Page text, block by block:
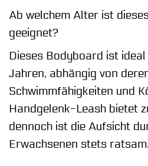
Ab welchem Alter ist
geeignet?
Dieses Bodyboard ist
Jahren, abhängig von
Schwimmfähigkeiten und
Handgelenk-Leash bietet
dennoch ist die Aufsicht
Erwachsenen stets ratsam.